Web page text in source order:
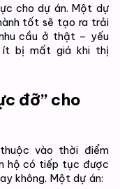
cho dự án. Một dự
tốt sẽ tạo ra trải
cầu ở thật – yếu
ít bị mất giá khi thị
đỡ” cho
vào thời điểm
hộ có tiếp tục được
không. Một dự án: